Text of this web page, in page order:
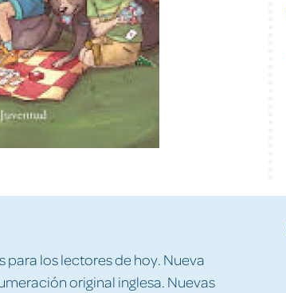
los lectores de hoy. Nueva
original inglesa. Nuevas